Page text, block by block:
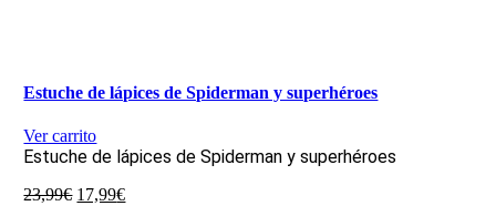
Estuche de lápices de Spiderman y superhéroes
Ver carrito
Estuche de lápices de Spiderman y superhéroes
23,99€ El
17,99€El